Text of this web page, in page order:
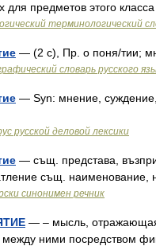
для предметов этого
терминологический
— (2 с), Пр. о поня/тии;
словарь русского
— Syn: мнение, суждение,
русской деловой лексики
— същ. представа,
същ. наименование,
синонимен речник
— – мысль,
между ними посредством